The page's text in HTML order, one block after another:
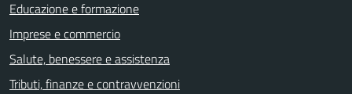
Educazione e formazione
Imprese e commercio
Salute, benessere e assistenza
Tributi, finanze e contravvenzioni